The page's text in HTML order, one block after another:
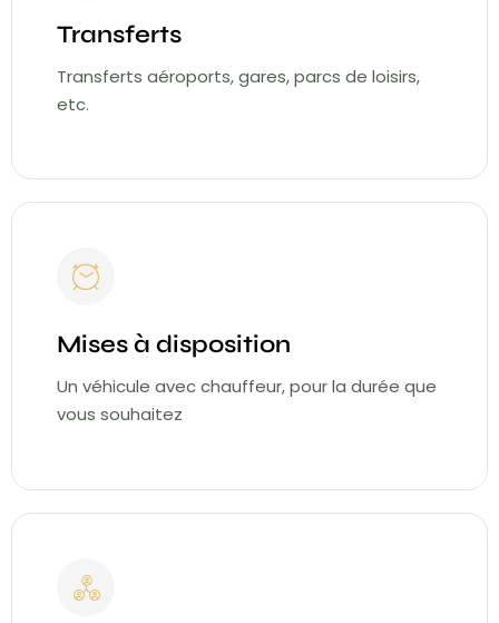
Transferts
Transferts aéroports, gares, parcs de loisirs,
etc.
Mises à disposition
Un véhicule avec chauffeur, pour la durée que
vous souhaitez